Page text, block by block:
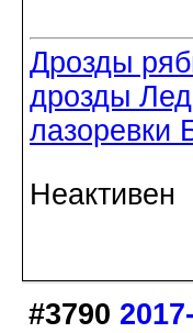
Дрозды
дрозды
лазоревки
Неактивен
#3790